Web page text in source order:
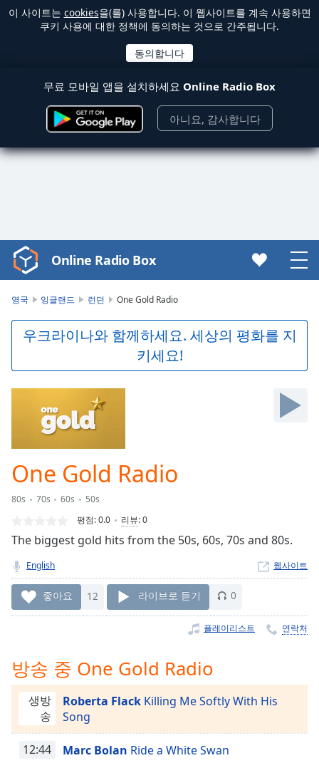
이 사이트는 cookies을(를) 사용합니다. 이 웹사이트를 계속 사용하면
쿠키 사용에 대한 정책에 동의하는 것으로 간주됩니다.
무료 모바일 앱을 설치하세요 Online Radio Box
아니요, 감사합니다
Video
Player
Play
Video
Skip
Loaded:
Stream
LIVE
Seek to
live,
currently
behind
liveLIVE
1x
Playback
Chapters
Online Radio Box
영국 잉글랜드 런던 One Gold Radio
우크라이나와 함께하세요. 세상의 평화를 지
키세요!
One Gold Radio
80s 70s 60s
50s
평점:0.0 리뷰:0
The biggest gold hits from the 50s, 60s, 70s and 80s.
English 웹사이트
좋아요 12 라이브로 듣기 0
플레이리스트 연락처
방송 중 One Gold Radio
생방
송
Roberta Flack Killing Me Softly With His
Song
12:44 Marc Bolan Ride a White Swan